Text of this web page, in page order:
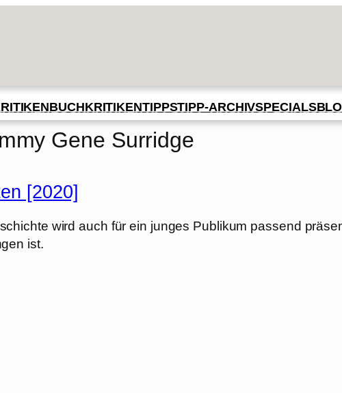
BUCHKRITIKENTIPPSTIPP-ARCHIVSPECIALS
Gene Surridge
[2020]
wird auch für ein junges Publikum passend
ist.